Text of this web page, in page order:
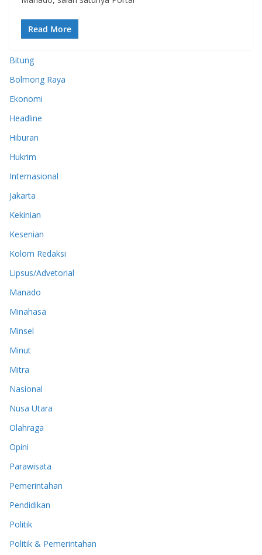
Read More
Bitung
Bolmong Raya
Ekonomi
Headline
Hiburan
Hukrim
Internasional
Jakarta
Kekinian
Kesenian
Kolom Redaksi
Lipsus/Advetorial
Manado
Minahasa
Minsel
Minut
Mitra
Nasional
Nusa Utara
Olahraga
Opini
Parawisata
Pemerintahan
Pendidikan
Politik
Politik & Pemerintahan